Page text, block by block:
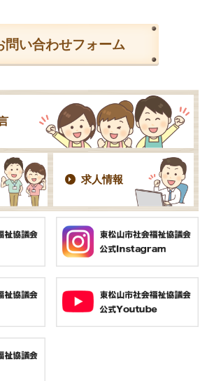
問い合わせフォーム
求人情報